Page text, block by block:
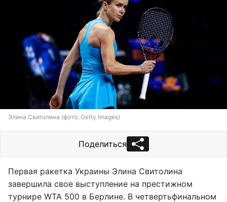
Элина Свитолина (фото: Getty Images)
Поделиться
Первая ракетка Украины Элина Свитолина
завершила свое выступление на престижном
турнире WTA 500 в Берлине. В четвертьфинальном